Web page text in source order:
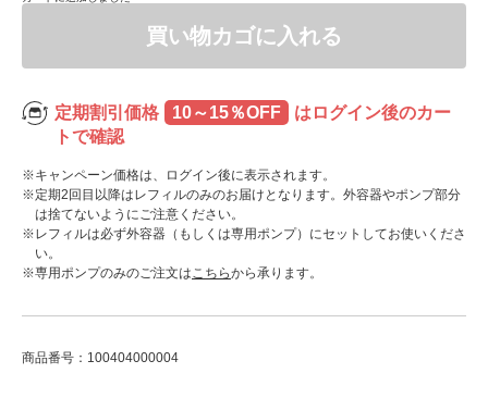
買い物カゴに入れる
定期割引価格 10～15％OFF
はログイン後のカー
トで確認
※キャンペーン価格は、ログイン後に表示されます。
※定期2回目以降はレフィルのみのお届けとなります。外容器やポンプ部分
は捨てないようにご注意ください。
※レフィルは必ず外容器（もしくは専用ポンプ）にセットしてお使いくださ
い。
※専用ポンプのみのご注文はこちらから承ります。
商品番号：100404000004